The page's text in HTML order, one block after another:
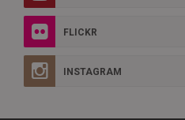
FLICKR
INSTAGRAM